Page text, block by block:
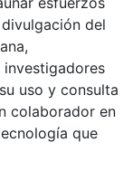
del
investigadores
uso y consulta
colaborador en
que